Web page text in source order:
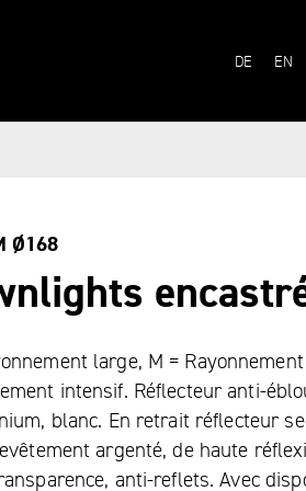
AG
DE EN
Ø168
large, M =
intensif. Réflecteur anti-​
blanc. En retrait réflecteur
argenté, de haute
anti-​reflets. Avec